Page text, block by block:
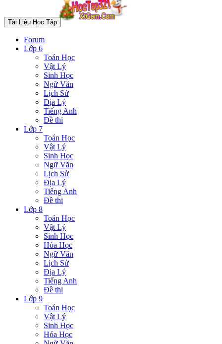
Tài Liệu Học Tập
Forum
Lớp 6
Toán Học
Vật Lý
Sinh Học
Ngữ Văn
Lịch Sử
Địa Lý
Tiếng Anh
Đề thi
Lớp 7
Toán Học
Vật Lý
Sinh Học
Ngữ Văn
Lịch Sử
Địa Lý
Tiếng Anh
Đề thi
Lớp 8
Toán Học
Vật Lý
Sinh Học
Hóa Học
Ngữ Văn
Lịch Sử
Địa Lý
Tiếng Anh
Đề thi
Lớp 9
Toán Học
Vật Lý
Sinh Học
Hóa Học